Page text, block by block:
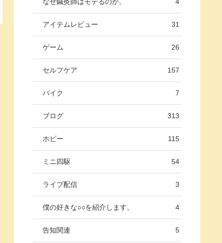
アイテムレビュー 31
ゲーム 26
セルフケア 157
バイク 7
ブログ 313
ホビー 115
ミニ四駆 54
ライブ配信 3
僕の好きな○○を紹介します。 4
告知関連 5